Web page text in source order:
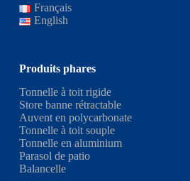
Français
English
Produits phares
Tonnelle à toit rigide
Store banne rétractable
Auvent en polycarbonate
Tonnelle à toit souple
Tonnelle en aluminium
Parasol de patio
Balancelle